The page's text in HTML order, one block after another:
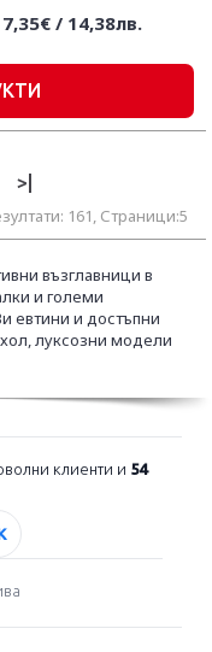
7,35€ / 14,38лв.
>|
161, Страници:5
възглавници в
и големи
евтини и достъпни
луксозни модели
клиенти и 54
5